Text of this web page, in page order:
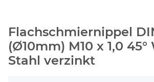
Flachschmiernippel
(Ø10mm) M10 x 1,0 45°
Stahl verzinkt